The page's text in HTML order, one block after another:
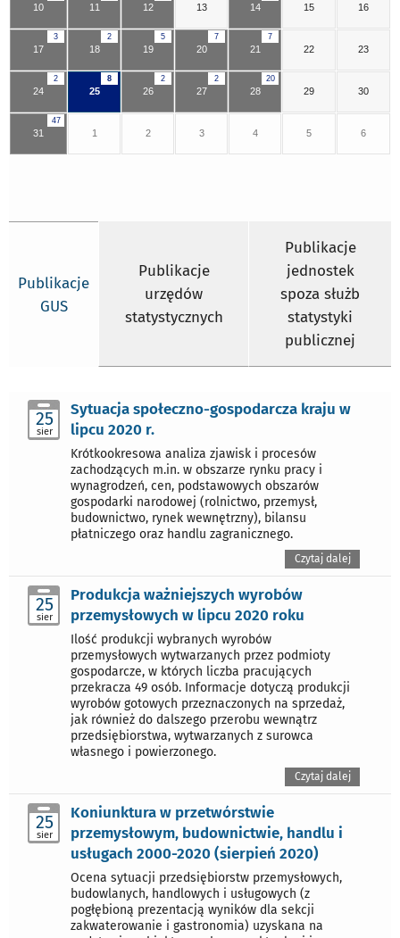
10 11 12 13 14 15 16
3
17
2
18
5
19
7
20
7
21 22 23
2
24
8
25
2
26
2
27
20
28 29 30
47
31 1 2 3 4 5 6
Publikacje
GUS
Publikacje
urzędów
statystycznych
Publikacje
jednostek
spoza służb
statystyki
publicznej
25
sier
Sytuacja społeczno-gospodarcza kraju w
lipcu 2020 r.
Krótkookresowa analiza zjawisk i procesów
zachodzących m.in. w obszarze rynku pracy i
wynagrodzeń, cen, podstawowych obszarów
gospodarki narodowej (rolnictwo, przemysł,
budownictwo, rynek wewnętrzny), bilansu
płatniczego oraz handlu zagranicznego.
Czytaj dalej
25
sier
Produkcja ważniejszych wyrobów
przemysłowych w lipcu 2020 roku
Ilość produkcji wybranych wyrobów
przemysłowych wytwarzanych przez podmioty
gospodarcze, w których liczba pracujących
przekracza 49 osób. Informacje dotyczą produkcji
wyrobów gotowych przeznaczonych na sprzedaż,
jak również do dalszego przerobu wewnątrz
przedsiębiorstwa, wytwarzanych z surowca
własnego i powierzonego.
Czytaj dalej
25
sier
Koniunktura w przetwórstwie
przemysłowym, budownictwie, handlu i
usługach 2000-2020 (sierpień 2020)
Ocena sytuacji przedsiębiorstw przemysłowych,
budowlanych, handlowych i usługowych (z
pogłębioną prezentacją wyników dla sekcji
zakwaterowanie i gastronomia) uzyskana na